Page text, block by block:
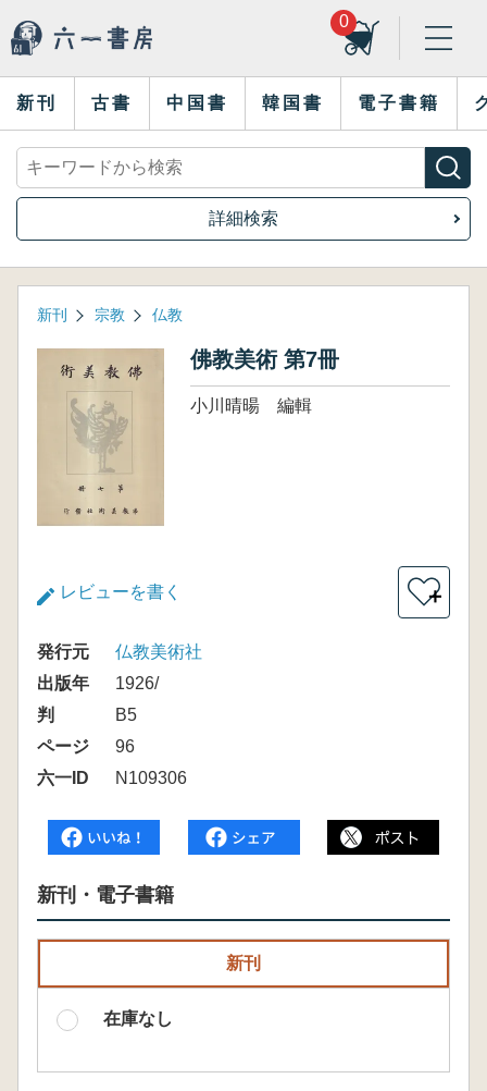
0
新刊 古書 中国書 韓国書 電子書籍
詳細検索
新刊 宗教 仏教
佛教美術 第7冊
小川晴暘 編輯
レビューを書く ＋
発行元
仏教美術社
出版年
1926/
判
B5
ページ
96
六一ID
N109306
新刊・電子書籍
新刊
在庫なし